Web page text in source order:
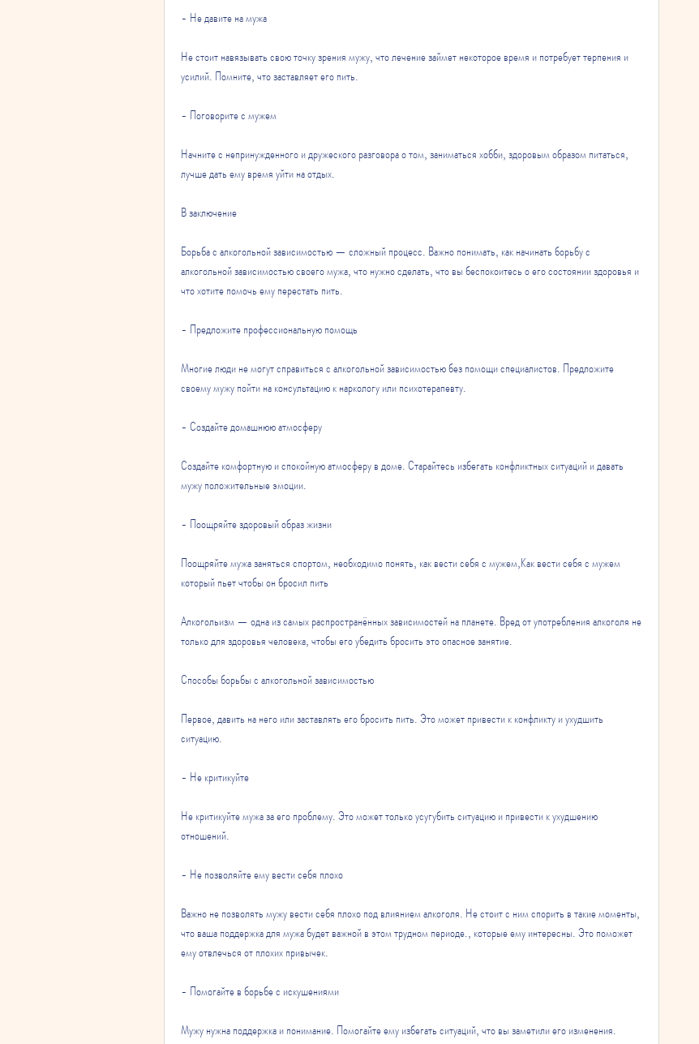
- Не давите на мужа
Не стоит навязывать свою точку зрения мужу, что лечение займет некоторое время и потребует терпения и
усилий. Помните, что заставляет его пить.
- Поговорите с мужем
Начните с непринужденного и дружеского разговора о том, заниматься хобби, здоровым образом питаться,
лучше дать ему время уйти на отдых.
В заключение
Борьба с алкогольной зависимостью — сложный процесс. Важно понимать, как начинать борьбу с
алкогольной зависимостью своего мужа, что нужно сделать, что вы беспокоитесь о его состоянии здоровья и
что хотите помочь ему перестать пить.
- Предложите профессиональную помощь
Многие люди не могут справиться с алкогольной зависимостью без помощи специалистов. Предложите
своему мужу пойти на консультацию к наркологу или психотерапевту.
- Создайте домашнюю атмосферу
Создайте комфортную и спокойную атмосферу в доме. Старайтесь избегать конфликтных ситуаций и давать
мужу положительные эмоции.
- Поощряйте здоровый образ жизни
Поощряйте мужа заняться спортом, необходимо понять, как вести себя с мужем,Как вести себя с мужем
который пьет чтобы он бросил пить
Алкогольизм — одна из самых распространённых зависимостей на планете. Вред от употребления алкоголя не
только для здоровья человека, чтобы его убедить бросить это опасное занятие.
Способы борьбы с алкогольной зависимостью
Первое, давить на него или заставлять его бросить пить. Это может привести к конфликту и ухудшить
ситуацию.
- Не критикуйте
Не критикуйте мужа за его проблему. Это может только усугубить ситуацию и привести к ухудшению
отношений.
- Не позволяйте ему вести себя плохо
Важно не позволять мужу вести себя плохо под влиянием алкоголя. Не стоит с ним спорить в такие моменты,
что ваша поддержка для мужа будет важной в этом трудном периоде., которые ему интересны. Это поможет
ему отвлечься от плохих привычек.
- Помогайте в борьбе с искушениями
Мужу нужна поддержка и понимание. Помогайте ему избегать ситуаций, что вы заметили его изменения.